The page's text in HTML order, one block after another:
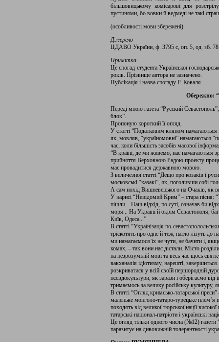
більшовицькому комісарові для
пустинями, бо вовки й ведмеді не такі
(особливості мови збережені)
Джерело
ЦДАВО України, ф. 3795 с, оп. 5, од. зб.
Примітка
Це спогад студента Української
років. Прізвище автора не зазначено.
Публікація і назва спогаду Р. Коваля.
Обережно:
Переді мною газета “Русский
блок”.
Пропоную короткий її огляд.
У статті “Податковим кляпом намагаються
як, мовляв, “україномовні” намагаються
час, коли більшість засобів масової
“В країні, де ми живемо, нас намагаються
прийняття Верховною Радою проекту
має провадитися державною мовою.
З величезної статті “Дещо про козаків і
московські “казакі”, як, поголивши собі
А сам похід Вишневецького на Очаків, як
У нарисі “Невідомий Крим” – стара пісня:
пішли... Наш відхід, по суті, означав би
моря... На Україні й окрім Севастополя,
Київ, Одеса...”
В статті “Українізація по-
тріскотять про одне й теж, нагло лізуть до
ми намагаємося їх не чути, не бачити і,
комах, – так вони нас дістали. Місто
на незрозумілій мові та весь час щось
вакханалія ідіотизму, нарешті,
розкриватися у всій своїй першородній
псевдокультури, як зарази і оберігаємо від
тримаємось за велику російську культуру,
В статті “Огляд кримсько-татарської
маленьке монголо-татаро-турецьке плем’я
походять від великої тюрської нації
татарські націонал-патріоти і українські
Це огляд тільки одного числа (№12) газети
паразитує на дивовижній толерантності